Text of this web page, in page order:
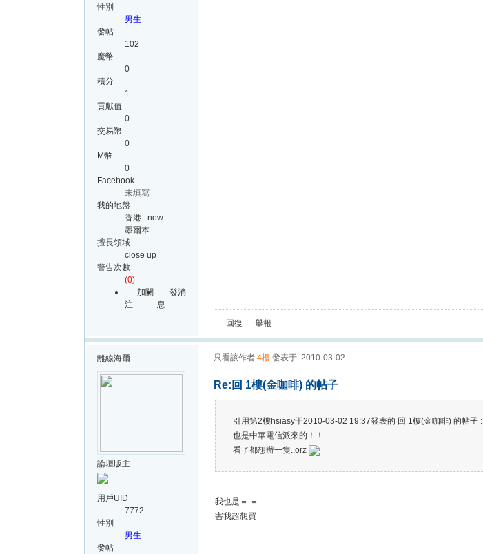
性別
男生
發帖
102
魔幣
0
積分
1
貢獻值
0
交易幣
0
M幣
0
Facebook
未填寫
我的地盤
香港...now..
墨爾本
擅長領域
close up
警告次數
(0)
加關
注
發消
息
回復 舉報
離線海爾
論壇版主
用戶UID
7772
性別
男生
發帖
只看該作者 4樓 發表于: 2010-03-02
Re:回 1樓(金咖啡) 的帖子
引用第2樓hsiasy于2010-03-02 19:37發表的 回 1樓(金咖啡) 的帖子 :
也是中華電信派來的！！
看了都想辦一隻..orz
我也是＝ ＝
害我超想買